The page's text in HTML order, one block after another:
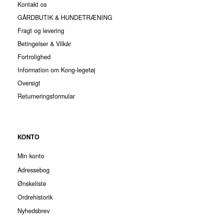
Kontakt os
GÅRDBUTIK & HUNDETRÆNING
Fragt og levering
Betingelser & Vilkår
Fortrolighed
Information om Kong-legetøj
Oversigt
Returneringsformular
KONTO
Min konto
Adressebog
Ønskeliste
Ordrehistorik
Nyhedsbrev